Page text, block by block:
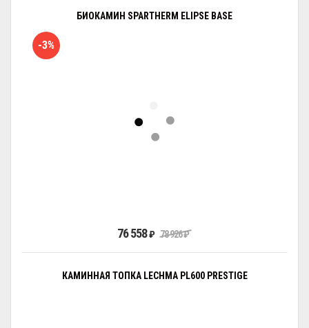
БИОКАМИН SPARTHERM ELIPSE BASE
-3%
76 558₽ 78 926₽
КАМИННАЯ ТОПКА LECHMA PL600 PRESTIGE